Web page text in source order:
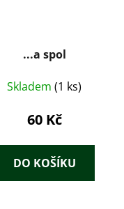
...a spol
Skladem (1 ks)
60 Kč
DO KOŠÍKU